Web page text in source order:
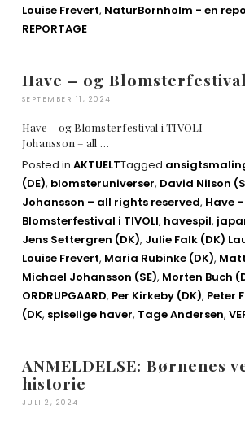
Louise Frevert, NaturBornholm - en
REPORTAGE
Have – og
SEPTEMBER 11, 2024
Have – og Blomsterfestival i
Johansson – all …
Posted in AKTUELTTagged
(DE), blomsteruniverser, David Nilson
Johansson – all rights reserved, Have
Blomsterfestival i TIVOLI, havespil,
Jens Settergren (DK), Julie Falk (DK)
Louise Frevert, Maria Rubinke (DK),
Michael Johansson (SE), Morten Buch
ORDRUPGAARD, Per Kirkeby (DK), Peter
(DK, spiselige haver, Tage Andersen,
ANMELDELSE: Børnenes
historie
JULI 2, 2024